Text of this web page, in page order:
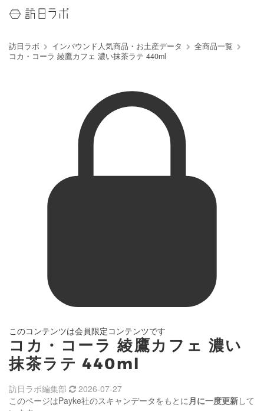
訪日ラボ インバウンド人気商品・お土産データ
全商品一覧
コカ・コーラ 綾鷹カフェ 濃い抹茶ラテ 440ml
このコンテンツは会員限定コンテンツです
コカ・コーラ 綾鷹カフェ 濃い
抹茶ラテ 440ml
このページはPayke社のスキャンデータをもとに月に一度更新して
訪日ラボ編集部 2026-07-27